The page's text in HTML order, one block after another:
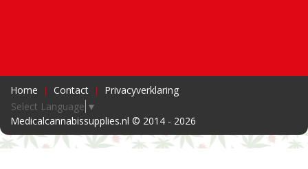
Home Contact
Privacyverklaring
Select Language ▼
Medicalcannabissupplies.nl © 2014 - 2026